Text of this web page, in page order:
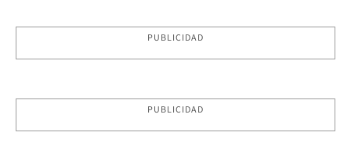
PUBLICIDAD
PUBLICIDAD